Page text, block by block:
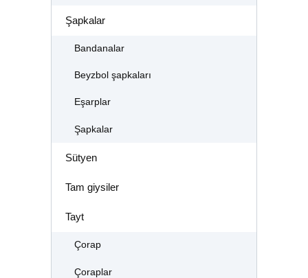
Şapkalar
Bandanalar
Beyzbol şapkaları
Eşarplar
Şapkalar
Sütyen
Tam giysiler
Tayt
Çorap
Çoraplar